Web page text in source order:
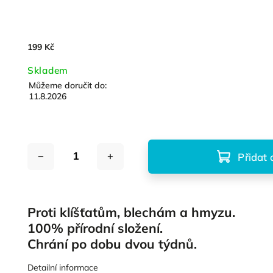
199 Kč
Skladem
Můžeme doručit do:
11.8.2026
Přidat
Proti klíšťatům, blechám a hmyzu.
100% přírodní složení.
Chrání po dobu dvou týdnů.
Detailní informace